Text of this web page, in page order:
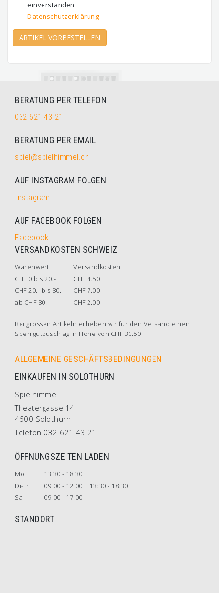
einverstanden
Datenschutzerklärung
ARTIKEL VORBESTELLEN
BERATUNG PER TELEFON
032 621 43 21
BERATUNG PER EMAIL
spiel@spielhimmel.ch
AUF INSTAGRAM FOLGEN
Instagram
AUF FACEBOOK FOLGEN
Facebook
VERSANDKOSTEN SCHWEIZ
Warenwert
Versandkosten
CHF 0 bis 20.-
CHF 4.50
CHF 20.- bis 80.-
CHF 7.00
ab CHF 80.-
CHF 2.00
Bei grossen Artikeln erheben wir für den Versand einen
Sperrgutzuschlag in Höhe von CHF 30.50
ALLGEMEINE GESCHÄFTSBEDINGUNGEN
EINKAUFEN IN SOLOTHURN
Spielhimmel
Theatergasse 14
4500 Solothurn
Telefon 032 621 43 21
ÖFFNUNGSZEITEN LADEN
Mo
13:30 - 18:30
Di-Fr
09:00 - 12:00 | 13:30 - 18:30
Sa
09:00 - 17:00
STANDORT